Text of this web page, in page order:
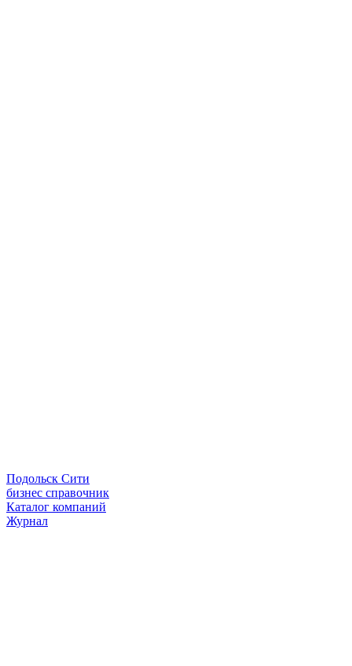
Подольск Сити
бизнес справочник
Каталог компаний
Журнал